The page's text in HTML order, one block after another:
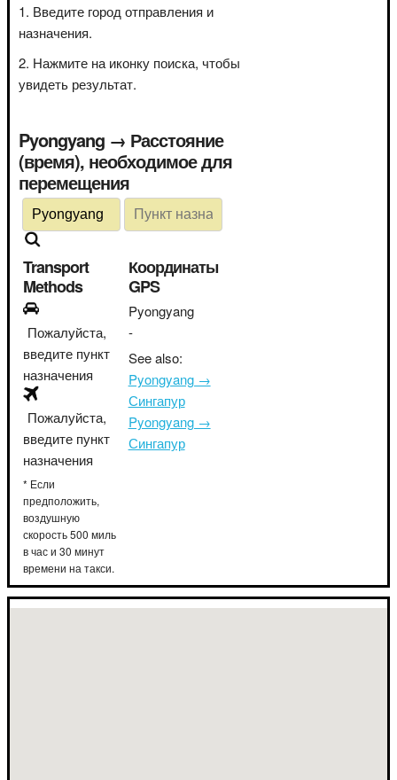
Введите город отправления и
назначения.
Нажмите на иконку поиска, чтобы
увидеть результат.
Pyongyang → Расстояние
(время), необходимое для
перемещения
Transport
Methods
Пожалуйста,
введите пункт
назначения
Пожалуйста,
введите пункт
назначения
* Если
предположить,
воздушную
скорость 500 миль
в час и 30 минут
времени на такси.
Координаты
GPS
Pyongyang
-
See also:
Pyongyang →
Сингапур
Pyongyang →
Сингапур